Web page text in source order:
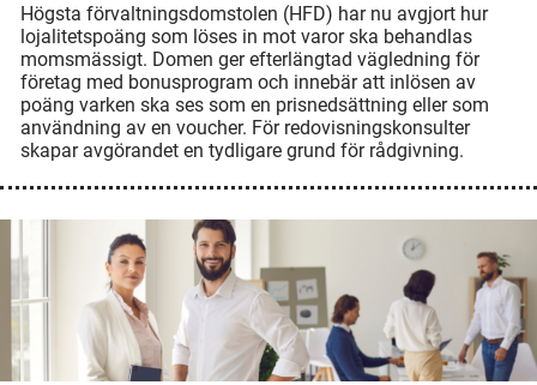
Högsta förvaltningsdomstolen (HFD) har nu avgjort hur
lojalitetspoäng som löses in mot varor ska behandlas
momsmässigt. Domen ger efterlängtad vägledning för
företag med bonusprogram och innebär att inlösen av
poäng varken ska ses som en prisnedsättning eller som
användning av en voucher. För redovisningskonsulter
skapar avgörandet en tydligare grund för rådgivning.